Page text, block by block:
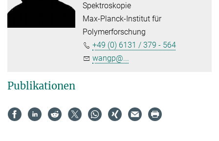
Spektroskopie
Max-Planck-Institut für
Polymerforschung
+49 (0) 6131 / 379 - 564
wangp@...
Publikationen